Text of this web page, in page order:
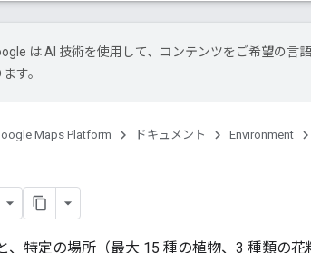
は AI 技術を使用して、コンテンツをご希望の言
す。
Maps Platform ドキュメント Environment
、特定の場所（最大 15 種の植物、3 種類の